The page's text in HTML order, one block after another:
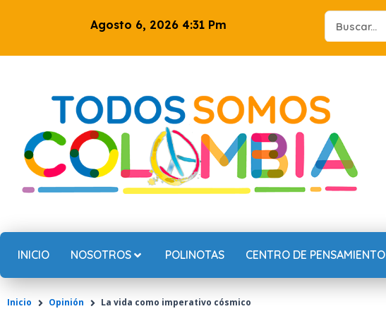
Agosto 6, 2026 4:31 Pm
Search
...
INICIO NOSOTROS POLINOTAS CENTRO DE PENSAMIENTO
Inicio Opinión La vida como imperativo cósmico